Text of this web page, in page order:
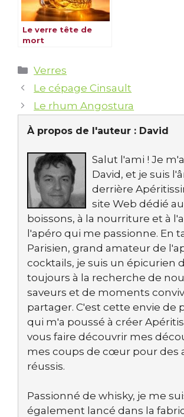
Le verre tête de
mort
Catégories
Verres
Le cépage Cinsault
Le rhum Angostura
À propos de l'auteur : David
Salut l'ami ! Je
David, et je suis
derrière
site Web dédié
boissons, à la nourriture et à
l'apéro qui me passionne. En
Parisien, grand amateur de
cocktails, je suis un épicurien
toujours à la recherche de
saveurs et de moments
partager. C'est cette envie de
qui m'a poussé à créer
vous faire découvrir mes
mes coups de cœur pour des
réussis.
Passionné de whisky, je me
également lancé dans la